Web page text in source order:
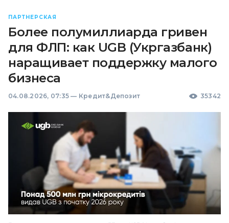
ПАРТНЕРСКАЯ
Более полумиллиарда гривен
для ФЛП: как UGB (Укргазбанк)
наращивает поддержку малого
бизнеса
04.08.2026, 07:35 — Кредит&Депозит 35342